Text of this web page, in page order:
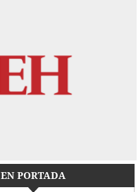
EN PORTADA